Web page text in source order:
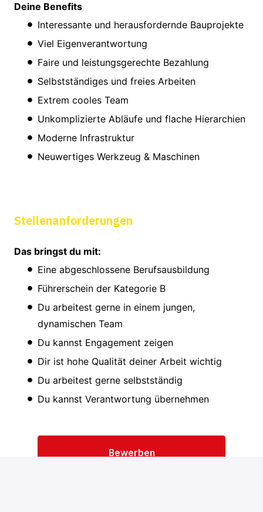
Deine Benefits
Interessante und herausfordernde Bauprojekte
Viel Eigenverantwortung
Faire und leistungsgerechte Bezahlung
Selbstständiges und freies Arbeiten
Extrem cooles Team
Unkomplizierte Abläufe und flache Hierarchien
Moderne Infrastruktur
Neuwertiges Werkzeug & Maschinen
Stellenanforderungen
Das bringst du mit:
Eine abgeschlossene Berufsausbildung
Führerschein der Kategorie B
Du arbeitest gerne in einem jungen,
dynamischen Team
Du kannst Engagement zeigen
Dir ist hohe Qualität deiner Arbeit wichtig
Du arbeitest gerne selbstständig
Du kannst Verantwortung übernehmen
Bewerben